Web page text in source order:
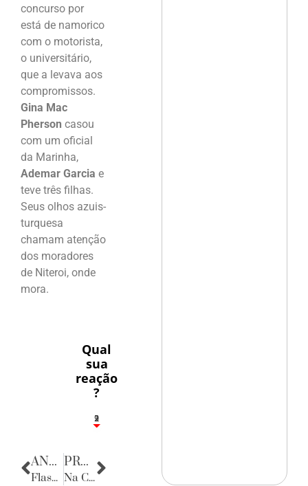
concurso por
está de namorico
com o motorista,
o universitário,
que a levava aos
compromissos.
Gina Mac
Pherson casou
com um oficial
da Marinha,
Ademar Garcia e
teve três filhas.
Seus olhos azuis-
turquesa
chamam atenção
dos moradores
de Niteroi, onde
mora.
Qual
sua
reação
?
2
1
2
9
ANTERIOR
Flashes
PRÓXIMA
Na Capela da Sagrada Família